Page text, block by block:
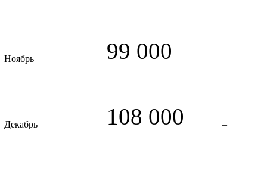
Ноябрь 99 000 –
Декабрь 108 000 –